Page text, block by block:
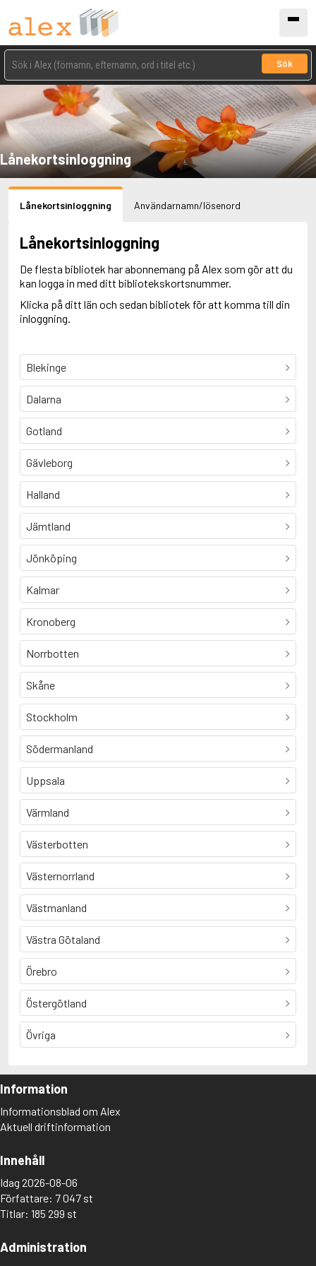
Sök
Lånekortsinloggning
Lånekortsinloggning Användarnamn/lösenord
Lånekortsinloggning
De flesta bibliotek har abonnemang på Alex som gör att du
kan logga in med ditt bibliotekskortsnummer.
Klicka på ditt län och sedan bibliotek för att komma till din
inloggning.
Blekinge
Dalarna
Gotland
Gävleborg
Halland
Jämtland
Jönköping
Kalmar
Kronoberg
Norrbotten
Skåne
Stockholm
Södermanland
Uppsala
Värmland
Västerbotten
Västernorrland
Västmanland
Västra Götaland
Örebro
Östergötland
Övriga
Information
Informationsblad om Alex
Aktuell driftinformation
Innehåll
Idag 2026-08-06
Författare: 7 047 st
Titlar: 185 299 st
Administration